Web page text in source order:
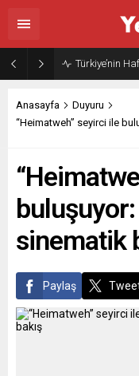
Türkiye’nin
Anasayfa
Duyuru
“Heimatweh” seyirci ile
buluşuyor:
sinematik
Paylaş